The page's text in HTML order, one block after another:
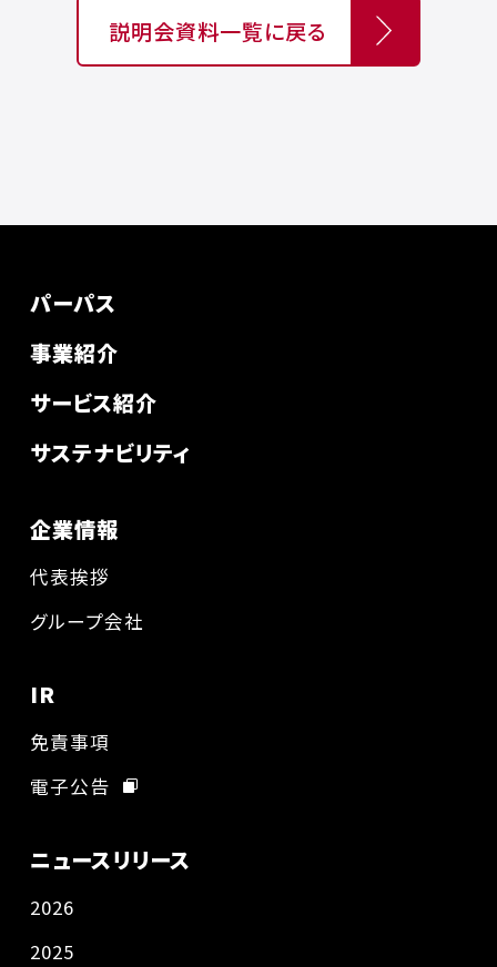
説明会資料一覧に戻る
パーパス
事業紹介
サービス紹介
サステナビリティ
企業情報
代表挨拶
グループ会社
IR
免責事項
電子公告
ニュースリリース
2026
2025